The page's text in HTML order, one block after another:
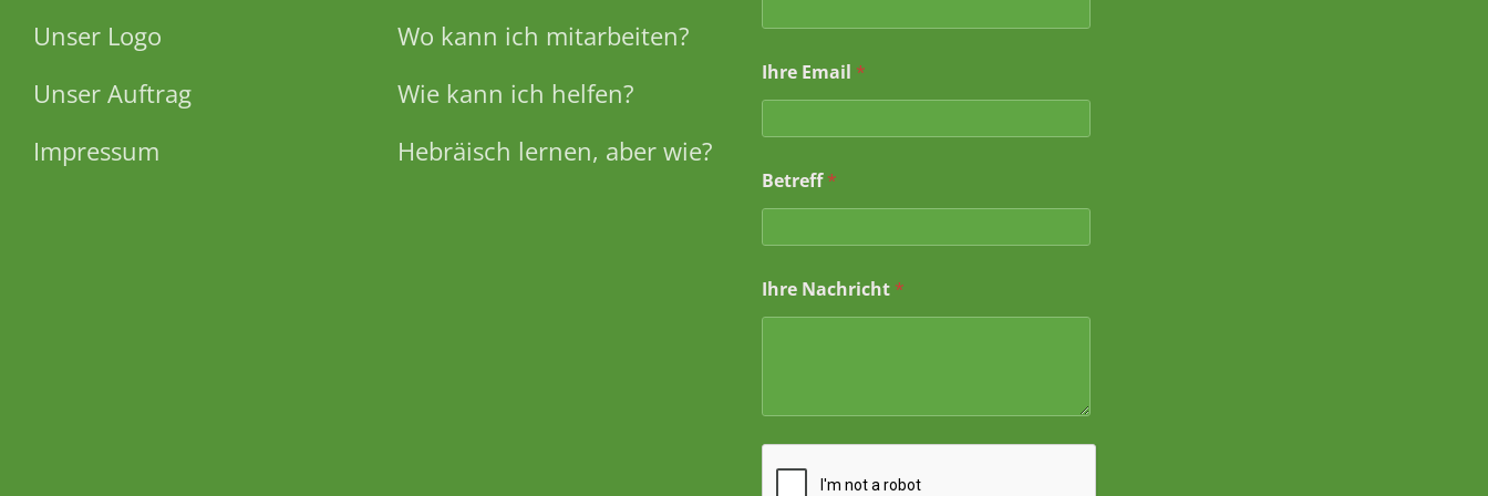
Unser Logo
Unser Auftrag
Impressum
Wo kann ich mitarbeiten?
Wie kann ich helfen?
Hebräisch lernen, aber wie?
l
a
c
r
c
E
a
i
l
Ihre Email *
Betreff*
Ihre Nachricht *